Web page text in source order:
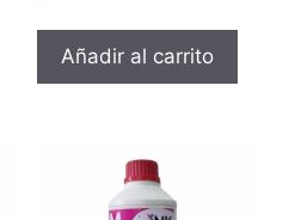
Añadir al carrito